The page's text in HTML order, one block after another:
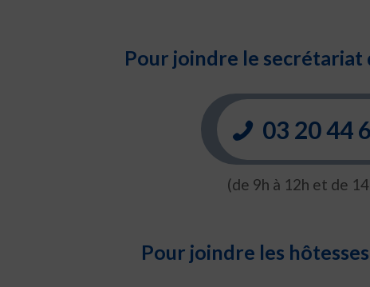
Pour joindre le secrétariat
03 20 44
(de 9h à 12h et de
Pour joindre les